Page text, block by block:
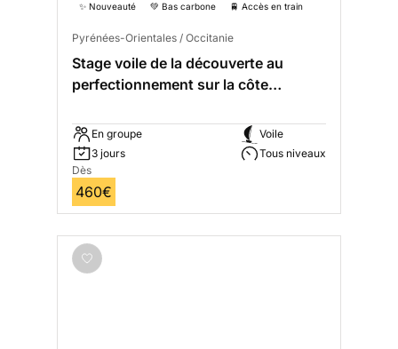
✨ Nouveauté 💚 Bas carbone 🚆 Accès en train
Pyrénées-Orientales / Occitanie
Stage voile de la découverte au
perfectionnement sur la côte
En groupe
3 jours
Voile
Tous niveaux
Dès
460€